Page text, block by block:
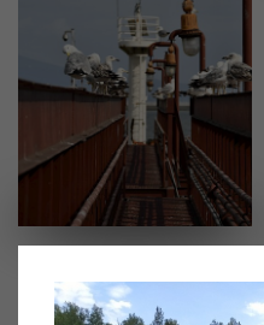
Энергичная пташка